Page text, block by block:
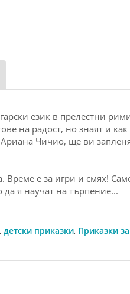
език в прелестни
на радост, но знаят и как
Чичио, ще ви
Време е за игри и смях!
я научат на търпение...
, детски приказки, Приказки